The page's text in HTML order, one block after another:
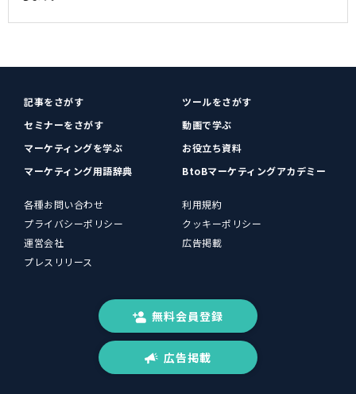
記事をさがす
ツールをさがす
セミナーをさがす
動画で学ぶ
マーケティングを学ぶ
お役立ち資料
マーケティング用語辞典
BtoBマーケティングアカデミー
各種お問い合わせ
利用規約
プライバシーポリシー
クッキーポリシー
運営会社
広告掲載
プレスリリース
無料会員登録
広告掲載